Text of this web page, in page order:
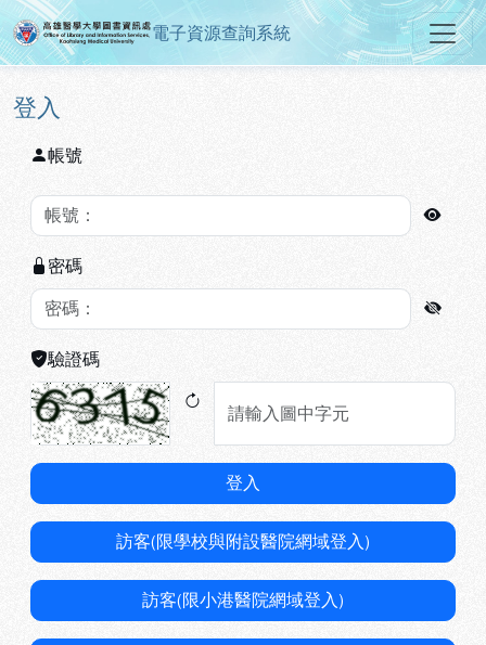
跳到主要內容
:::
高雄醫學大學圖書資訊處電子資
電子資源查詢系統
:::
登入
帳號
密碼
驗證碼
登入
訪客(限學校與附設醫院網域登入)
訪客(限小港醫院網域登入)